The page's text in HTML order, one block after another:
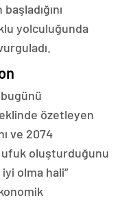
yolculuğunda
özetleyen
ve 2074
ufuk oluşturduğunu
olma hali”